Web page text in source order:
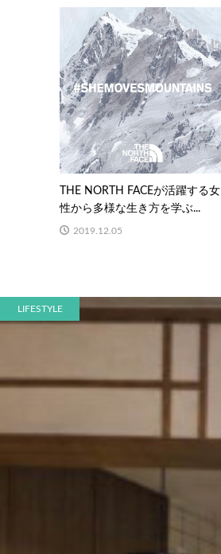
THE NORTH FACEが活躍する女
性から多様な生き方を学ぶ...
2019.12.05
LIFESTYLE